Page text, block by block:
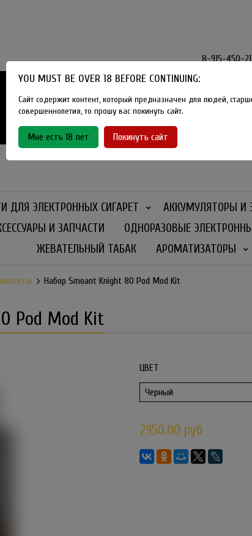
8-915-450-
Г. Москва,
ДЛЯ ЭЛЕКТРОННЫХ СИГАРЕТ АККУМУЛЯТОРЫ И
И ЗАПЧАСТИ ОДНОРАЗОВЫЕ
ЖЕВАТЕЛЬНЫЙ ТАБАК
АРОМАТИЗАТОРЫ
Набор Smoant Knight 80 Pod Mod Kit
Pod Mod Kit
ЦВЕТ
2950.00 руб
YOU MUST BE OVER 18 BEFORE CONTINUING:
Сайт содержит контент, который предназначен для людей,
совершеннолетия, то прошу вас покинуть сайт.
Мне есть 18 лет Покинуть сайт